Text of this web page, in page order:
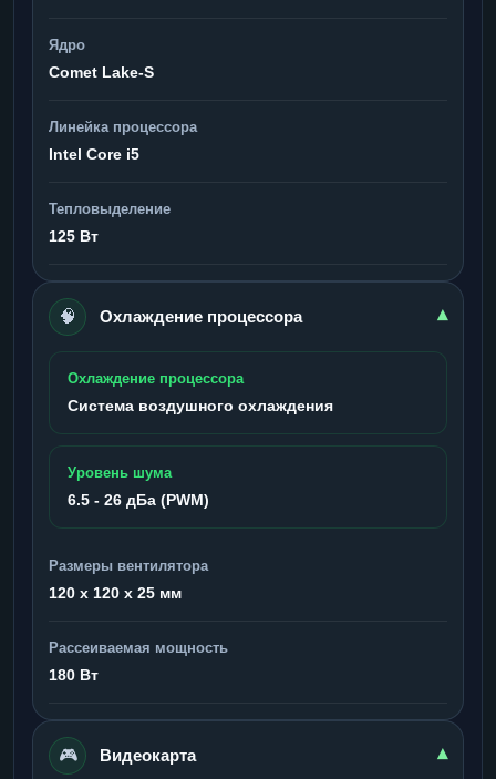
Ядро
Comet Lake-S
Линейка процессора
Intel Core i5
Тепловыделение
125 Вт
🧠 Охлаждение процессора ▾
Охлаждение процессора
Система воздушного охлаждения
Уровень шума
6.5 - 26 дБа (PWM)
Размеры вентилятора
120 x 120 x 25 мм
Рассеиваемая мощность
180 Вт
🎮 Видеокарта ▾